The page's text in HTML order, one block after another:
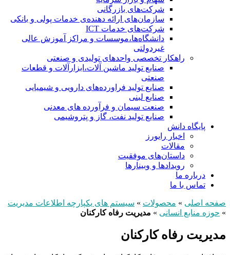
شرکت‌های بازرگانی
سازمان‌های ارائه دهنده‌ی خدمات پولی و بانکی
شرکت‌های خدمات ICT
دانشگاه‌ها،موسسات و مراکز آموزش عالی
غیردولتی
راهکار تخصصی واحدهای تولیدی و صنعتی
صنایع توليد ماشين آلات،ابزارآلات و قطعات
صنعتی
صنایع تولید فراورده‌های دارویی و شیمیایی
صنایع لبنی
صنعت سیمان و فرآورده های معدنی
صنایع تولید نفت، گاز و پتروشيمی
پایگاه دانش
اخبار رایورز
مقالات
داستان‌های موفقیت
رویدادها و وبینارها
درباره ما
تماس با ما
صفحه اصلی » محصولات » سیستم های یکپارچه اطلاعات مدیریت
» حوزه منابع انسانی » مدیریت رفاه کارکنان
مدیریت رفاه کارکنان